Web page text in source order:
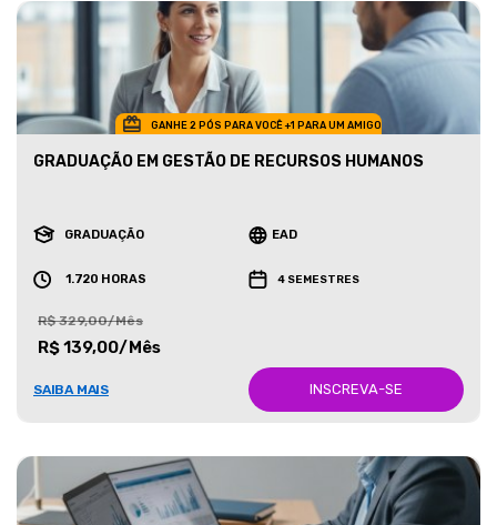
GANHE 2 PÓS PARA VOCÊ +1 PARA UM AMIGO
GRADUAÇÃO EM GESTÃO DE RECURSOS HUMANOS
GRADUAÇÃO EAD
1.720 HORAS 4 SEMESTRES
R$ 329,00/Mês
R$ 139,00/Mês
SAIBA MAIS INSCREVA-SE